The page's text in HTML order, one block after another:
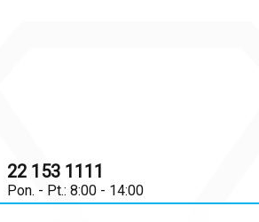
22 153 1111
Pon. - Pt.: 8:00 - 14:00